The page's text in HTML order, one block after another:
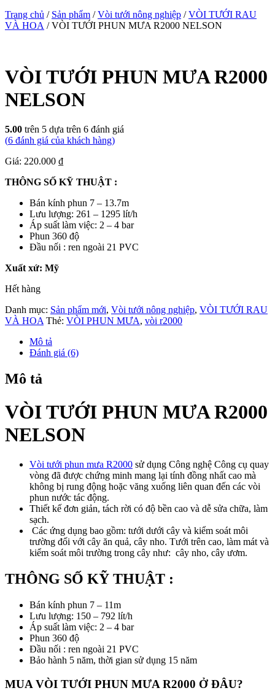
Trang chủ / Sản phẩm /Vòi tưới nông nghiệp /VÒI TƯỚI RAU
VÀ HOA / VÒI TƯỚI PHUN MƯA R2000 NELSON
VÒI TƯỚI PHUN MƯA R2000
NELSON
5.00 trên 5 dựa trên 6 đánh giá
(6 đánh giá của khách hàng)
Giá: 220.000 ₫
THÔNG SỐ KỸ THUẬT :
Bán kính phun 7 – 13.7m
Lưu lượng: 261 – 1295 lít/h
Áp suất làm việc: 2 – 4 bar
Phun 360 độ
Đầu nối : ren ngoài 21 PVC
Xuất xứ: Mỹ
Hết hàng
Danh mục: Sản phẩm mới, Vòi tưới nông nghiệp, VÒI TƯỚI RAU
VÀ HOA Thẻ: VÒI PHUN MƯA, vòi r2000
Mô tả
Đánh giá (6)
Mô tả
VÒI TƯỚI PHUN MƯA R2000
NELSON
Vòi tưới phun mưa R2000 sử dụng Công nghệ Công cụ quay
vòng đã được chứng minh mang lại tính đồng nhất cao mà
không bị rung động hoặc văng xuống liên quan đến các vòi
phun nước tác động.
Thiết kế đơn giản, tách rời có độ bền cao và dễ sửa chữa, làm
sạch.
Các ứng dụng bao gồm: tưới dưới cây và kiểm soát môi
trường đối với cây ăn quả, cây nho. Tưới trên cao, làm mát và
kiểm soát môi trường trong cây như: cây nho, cây ươm.
THÔNG SỐ KỸ THUẬT :
Bán kính phun 7 – 11m
Lưu lượng: 150 – 792 lít/h
Áp suất làm việc: 2 – 4 bar
Phun 360 độ
Đầu nối : ren ngoài 21 PVC
Bảo hành 5 năm, thời gian sử dụng 15 năm
MUA VÒI TƯỚI PHUN MƯA R2000 Ở ĐÂU?